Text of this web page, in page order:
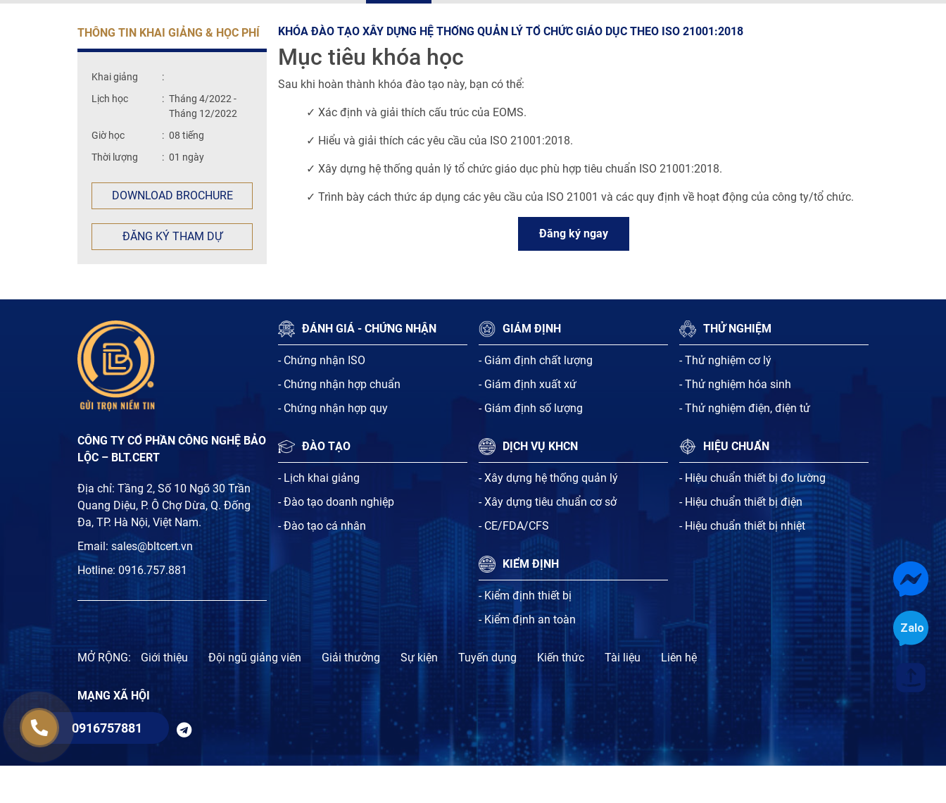
THÔNG TIN KHAI GIẢNG & HỌC PHÍ
Khai giảng
:
Lịch học
: Tháng 4/2022 -
Tháng 12/2022
Giờ học
: 08 tiếng
Thời lượng
: 01 ngày
DOWNLOAD BROCHURE
ĐĂNG KÝ THAM DỰ
KHÓA ĐÀO TẠO XÂY DỰNG HỆ THỐNG QUẢN LÝ TỔ CHỨC GIÁO DỤC THEO ISO 21001:2018
Mục tiêu khóa học
Sau khi hoàn thành khóa đào tạo này, bạn có thể:
✓ Xác định và giải thích cấu trúc của EOMS.
✓ Hiểu và giải thích các yêu cầu của ISO 21001:2018.
✓ Xây dựng hệ thống quản lý tổ chức giáo dục phù hợp tiêu chuẩn ISO 21001:2018.
✓ Trình bày cách thức áp dụng các yêu cầu của ISO 21001 và các quy định về hoạt động của công ty/tổ chức.
Đăng ký ngay
CÔNG TY CỔ PHẦN CÔNG NGHỆ BẢO
LỘC – BLT.CERT
Địa chỉ: Tầng 2, Số 10 Ngõ 30 Trần
Quang Diệu, P. Ô Chợ Dừa, Q. Đống
Đa, TP. Hà Nội, Việt Nam.
Email: sales@bltcert.vn
Hotline: 0916.757.881
ĐÁNH GIÁ - CHỨNG NHẬN
- Chứng nhận ISO
- Chứng nhận hợp chuẩn
- Chứng nhận hợp quy
ĐÀO TẠO
- Lịch khai giảng
- Đào tạo doanh nghiệp
- Đào tạo cá nhân
GIÁM ĐỊNH
- Giám định chất lượng
- Giám định xuất xứ
- Giám định số lượng
DỊCH VỤ KHCN
- Xây dựng hệ thống quản lý
- Xây dựng tiêu chuẩn cơ sở
- CE/FDA/CFS
KIỂM ĐỊNH
- Kiểm định thiết bị
- Kiểm định an toàn
THỬ NGHIỆM
- Thử nghiệm cơ lý
- Thử nghiệm hóa sinh
- Thử nghiệm điện, điện tử
HIỆU CHUẨN
- Hiệu chuẩn thiết bị đo lường
- Hiệu chuẩn thiết bị điện
- Hiệu chuẩn thiết bị nhiệt
MỞ RỘNG: Giới thiệu Đội ngũ giảng viên Giải thưởng Sự kiện Tuyến dụng Kiến thức Tài liệu Liên hệ
MẠNG XÃ HỘI
0916757881